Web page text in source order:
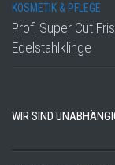
KOSMETIK & PFLEGE
Profi Super Cut
Edelstahlklinge
WIR SIND